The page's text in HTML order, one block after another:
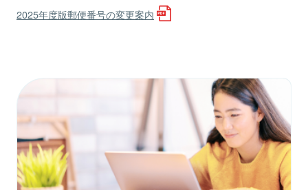
2025年度版郵便番号の変更案内